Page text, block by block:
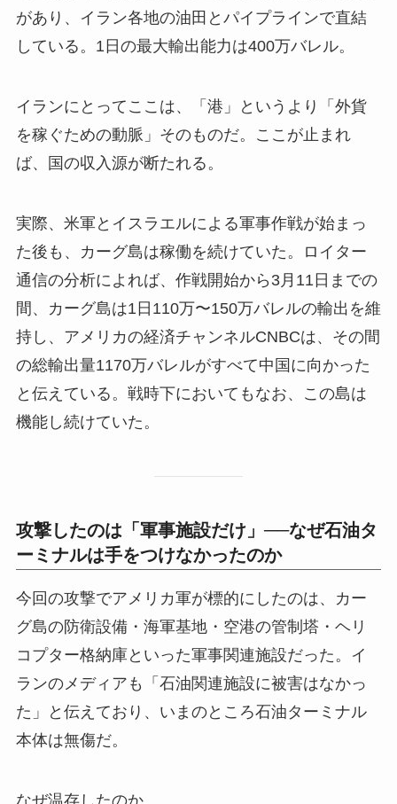
があり、イラン各地の油田とパイプラインで直結
している。1日の最大輸出能力は400万バレル。
イランにとってここは、「港」というより「外貨
を稼ぐための動脈」そのものだ。ここが止まれ
ば、国の収入源が断たれる。
実際、米軍とイスラエルによる軍事作戦が始まっ
た後も、カーグ島は稼働を続けていた。ロイター
通信の分析によれば、作戦開始から3月11日までの
間、カーグ島は1日110万〜150万バレルの輸出を維
持し、アメリカの経済チャンネルCNBCは、その間
の総輸出量1170万バレルがすべて中国に向かった
と伝えている。戦時下においてもなお、この島は
機能し続けていた。
攻撃したのは「軍事施設だけ」──なぜ石油タ
ーミナルは手をつけなかったのか
今回の攻撃でアメリカ軍が標的にしたのは、カー
グ島の防衛設備・海軍基地・空港の管制塔・ヘリ
コプター格納庫といった軍事関連施設だった。イ
ランのメディアも「石油関連施設に被害はなかっ
た」と伝えており、いまのところ石油ターミナル
本体は無傷だ。